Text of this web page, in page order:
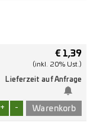
€ 1,39
(inkl. 20% Ust.)
Lieferzeit auf Anfrage
+ -